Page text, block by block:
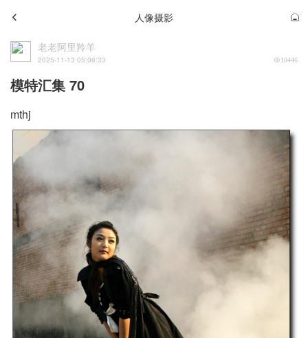
人像摄影
老老阿里羚羊
2025-11-13 05:06:33 10446
模特汇集 70
mthj